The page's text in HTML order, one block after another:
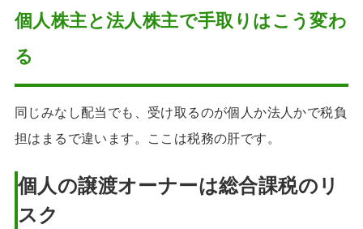
個人株主と法人株主で手取りはこう変わ
る
同じみなし配当でも、受け取るのが個人か法人かで税負
担はまるで違います。ここは税務の肝です。
個人の譲渡オーナーは総合課税のリ
スク